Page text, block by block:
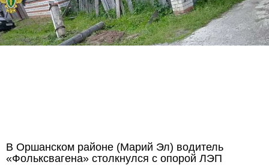
В Оршанском районе (Марий Эл) водитель
«Фольксвагена» столкнулся с опорой ЛЭП